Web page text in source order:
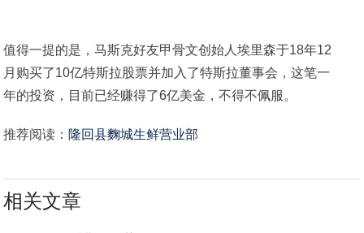
值得一提的是，马斯克好友甲骨文创始人埃里森于18年12
月购买了10亿特斯拉股票并加入了特斯拉董事会，这笔一
年的投资，目前已经赚得了6亿美金，不得不佩服。
推荐阅读： 隆回县麴城生鲜营业部
相关文章